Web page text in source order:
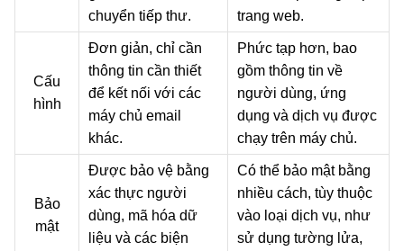
chuyển tiếp thư.
trang web.
Cấu
hình
Đơn giản, chỉ cần
thông tin cần thiết
để kết nối với các
máy chủ email
khác.
Phức tạp hơn, bao
gồm thông tin về
người dùng, ứng
dụng và dịch vụ được
chạy trên máy chủ.
Bảo
mật
Được bảo vệ bằng
xác thực người
dùng, mã hóa dữ
liệu và các biện
Có thể bảo mật bằng
nhiều cách, tùy thuộc
vào loại dịch vụ, như
sử dụng tường lửa,